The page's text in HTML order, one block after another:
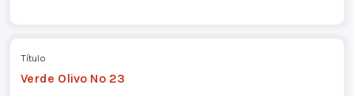
Título
Verde Olivo Nº 23